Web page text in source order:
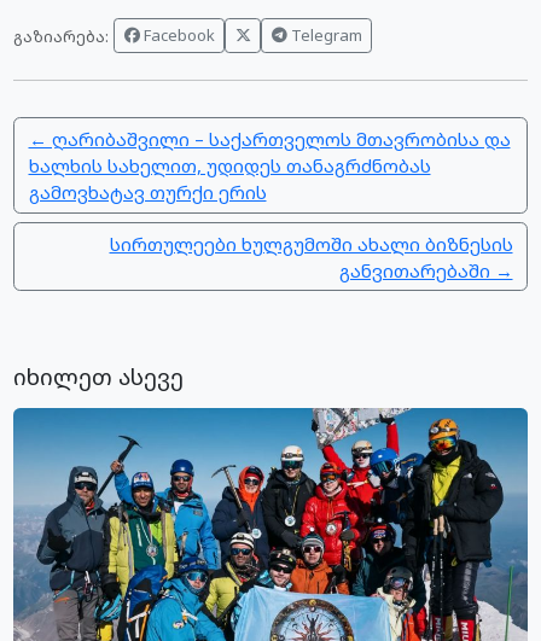
გაზიარება: Facebook Telegram
← ღარიბაშვილი – საქართველოს მთავრობისა და
ხალხის სახელით, უდიდეს თანაგრძნობას
გამოვხატავ თურქი ერის
სირთულეები ხულგუმოში ახალი ბიზნესის
განვითარებაში →
იხილეთ ასევე